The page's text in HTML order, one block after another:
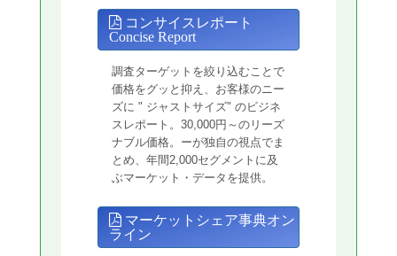
コンサイスレポート
Concise Report
調査ターゲットを絞り込むことで
価格をグッと抑え、お客様のニー
ズに " ジャストサイズ" のビジネ
スレポート。30,000円～のリーズ
ナブル価格。ーが独自の視点でま
とめ、年間2,000セグメントに及
ぶマーケット・データを提供。
マーケットシェア事典オン
ライン